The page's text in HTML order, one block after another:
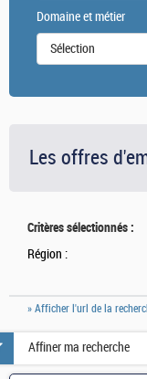
Domaine et métier
Sélection
Les offres
Critères sélectionnés :
Région :
» Afficher l'url de la
Affiner ma recherche